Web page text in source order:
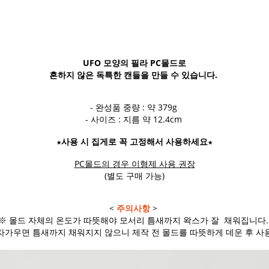
UFO 모양의 필라 PC몰드로
흔하지 않은 독특한 캔들을 만들 수 있습니다.
- 완성품 중량 : 약 379g
- 사이즈 : 지름 약 12.4cm
★사용 시 집게로 꼭 고정해서 사용하세요★
PC몰드의 경우 이형제 사용 권장
(별도 구매 가능)
< 주의사항 >
몰드 자체의 온도가 따뜻해야 모서리 틈새까지 왁스가 잘 채워집니다.
가우면 틈새까지 채워지지 않으니 제작 전 몰드를 따뜻하게 데운 후 사